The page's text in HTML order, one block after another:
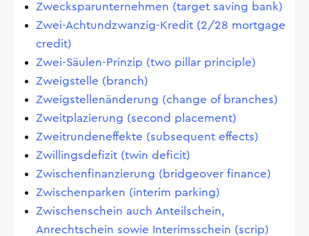
Zwecksparunternehmen (target saving bank)
Zwei-Achtundzwanzig-Kredit (2/28 mortgage
credit)
Zwei-Säulen-Prinzip (two pillar principle)
Zweigstelle (branch)
Zweigstellenänderung (change of branches)
Zweitplazierung (second placement)
Zweitrundeneffekte (subsequent effects)
Zwillingsdefizit (twin deficit)
Zwischenfinanzierung (bridgeover finance)
Zwischenparken (interim parking)
Zwischenschein auch Anteilschein,
Anrechtschein sowie Interimsschein (scrip)